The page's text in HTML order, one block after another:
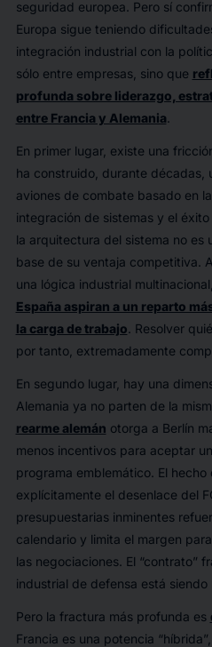
seguridad europea. Pero sí
Europa sigue teniendo
integración industrial con la
sólo entre empresas, sino que
profunda sobre liderazgo,
entre Francia y Alemania.
En primer lugar, existe una
ha construido, durante décadas,
aviones de combate basado en
integración de sistemas y el
la arquitectura del sistema no es
base de su ventaja competitiva.
una lógica industrial
España aspiran a un reparto
la carga de trabajo. Resolver
por tanto, extremadamente
En segundo lugar, hay una
Alemania ya no parten de la
rearme alemán otorga a Berlín
menos incentivos para aceptar
programa emblemático. El
explícitamente el desenlace del
presupuestarias inminentes
calendario y limita el margen
las negociaciones. El “contrato”
industrial de defensa está
Pero la fractura más profunda es
Francia es una potencia